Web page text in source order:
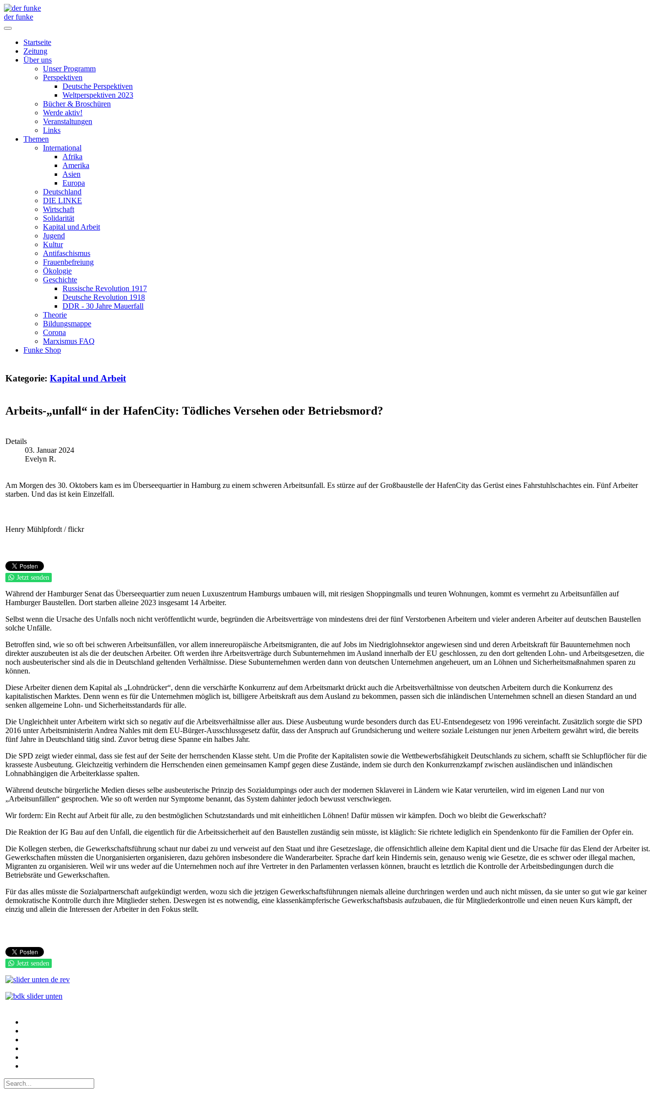
der funke
Startseite
Zeitung
Über uns
Unser Programm
Perspektiven
Deutsche Perspektiven
Weltperspektiven 2023
Bücher & Broschüren
Werde aktiv!
Veranstaltungen
Links
Themen
International
Afrika
Amerika
Asien
Europa
Deutschland
DIE LINKE
Wirtschaft
Solidarität
Kapital und Arbeit
Jugend
Kultur
Antifaschismus
Frauenbefreiung
Ökologie
Geschichte
Russische Revolution 1917
Deutsche Revolution 1918
DDR - 30 Jahre Mauerfall
Theorie
Bildungsmappe
Corona
Marxismus FAQ
Funke Shop
Kategorie: Kapital und Arbeit
Arbeits-„unfall“ in der HafenCity: Tödliches Versehen oder Betriebsmord?
Details
03. Januar 2024
Evelyn R.
Am Morgen des 30. Oktobers kam es im Überseequartierin Hamburg zu einem schweren Arbeitsunfall. Es stürze auf der Großbaustelle der HafenCity das Gerüst eines Fahrstuhlschachtes ein. FünfArbeiter
starben. Und das ist kein Einzelfall.
Henry Mühlpfordt / flickr
Jetzt senden
Während der Hamburger Senat das Überseequartier zum neuen Luxuszentrum Hamburgs umbauen will, mit riesigen Shoppingmalls und teuren Wohnungen, kommt es vermehrt zu Arbeitsunfällen auf
Hamburger Baustellen. Dort starben alleine 2023 insgesamt 14 Arbeiter.
Selbst wenn die Ursache des Unfalls noch nicht veröffentlicht wurde, begründen die Arbeitsverträge von mindestens drei derfünfVerstorbenen Arbeitern und vieler anderen Arbeiter auf deutschen Baustellen
solche Unfälle.
Betroffen sind, wie so oft bei schweren Arbeitsunfällen, vor allem innereuropäische Arbeitsmigranten, die auf Jobs im Niedriglohnsektor angewiesen sind und deren Arbeitskraft fürBauunternehmen noch
direkterauszubeuten ist als die der deutschen Arbeiter. Oft werden ihre Arbeitsverträge durch Subunternehmen im Ausland innerhalb der EU geschlossen, zu den dort geltenden Lohn- und Arbeitsgesetzen, die
noch ausbeuterischersind als die in Deutschland geltenden Verhältnisse. Diese Subunternehmen werden dann von deutschen Unternehmen angeheuert, um an Löhnen und Sicherheitsmaßnahmen sparen zu
können.
Diese Arbeiterdienen dem Kapital als „Lohndrücker“, denn die verschärfte Konkurrenz auf dem Arbeitsmarkt drückt auch die Arbeitsverhältnisse von deutschen Arbeitern durch die Konkurrenz des
kapitalistischen Marktes. Denn wenn es fürdie Unternehmen möglich ist, billigere Arbeitskraft aus dem Ausland zu bekommen, passen sich die inländischen Unternehmen schnell an diesen Standard an und
senken allgemeine Lohn- und Sicherheitsstandards füralle.
Die Ungleichheit unter Arbeitern wirkt sich so negativ auf die Arbeitsverhältnisse aller aus. Diese Ausbeutung wurde besonders durch das EU-Entsendegesetz von 1996 vereinfacht. Zusätzlich sorgte die SPD
2016 unterArbeitsministerin Andrea Nahles mit dem EU-Bürger-Ausschlussgesetz dafür, dass derAnspruch auf Grundsicherung und weitere soziale Leistungen nur jenen Arbeitern gewährt wird, die bereits
fünfJahre in Deutschland tätig sind. Zuvor betrug diese Spanne ein halbes Jahr.
Die SPD zeigt wieder einmal, dass sie fest auf der Seite der herrschenden Klasse steht. Um die Profite der Kapitalisten sowie die Wettbewerbsfähigkeit Deutschlands zu sichern, schafft sie Schlupflöcher fürdie
krasseste Ausbeutung. Gleichzeitig verhindern die Herrschenden einen gemeinsamen Kampf gegen diese Zustände, indem sie durch den Konkurrenzkampf zwischen ausländischen und inländischen
Lohnabhängigen die Arbeiterklasse spalten.
Während deutsche bürgerliche Medien dieses selbe ausbeuterische Prinzip des Sozialdumpings oder auch der modernen Sklaverei in Ländern wie Katar verurteilen, wird im eigenen Land nur von
„Arbeitsunfällen“ gesprochen. Wie so oft werden nur Symptome benannt, das System dahinter jedoch bewusst verschwiegen.
Wir fordern: Ein Recht aufArbeit für alle, zu den bestmöglichen Schutzstandards und mit einheitlichen Löhnen! Dafür müssen wir kämpfen. Doch wo bleibt die Gewerkschaft?
Die Reaktion der IG Bau auf den Unfall, die eigentlich fürdie Arbeitssicherheit auf den Baustellen zuständig sein müsste, ist kläglich: Sie richtete lediglich ein Spendenkonto fürdie Familien der Opfer ein.
Die Kollegen sterben, die Gewerkschaftsführung schaut nur dabei zu und verweist auf den Staat und ihre Gesetzeslage, die offensichtlich alleine dem Kapital dient und die Ursache fürdas Elend der Arbeiter ist.
Gewerkschaften müssten die Unorganisierten organisieren, dazu gehören insbesondere die Wanderarbeiter. Sprache darf kein Hindernis sein, genauso wenig wie Gesetze, die es schwer oder illegal machen,
Migranten zu organisieren. Weil wir uns weder auf die Unternehmen noch auf ihre Vertreter in den Parlamenten verlassen können, braucht es letztlich die Kontrolle der Arbeitsbedingungen durch die
Betriebsräte und Gewerkschaften.
Für das alles müsste die Sozialpartnerschaft aufgekündigt werden, wozu sich die jetzigen Gewerkschaftsführungen niemals alleine durchringen werden und auch nicht müssen, da sie unter so gut wie gar keiner
demokratische Kontrolle durch ihre Mitglieder stehen. Deswegen ist es notwendig, eine klassenkämpferische Gewerkschaftsbasis aufzubauen, die für Mitgliederkontrolle und einen neuen Kurs kämpft, der
einzig und allein die Interessen der Arbeiter in den Fokus stellt.
Jetzt senden